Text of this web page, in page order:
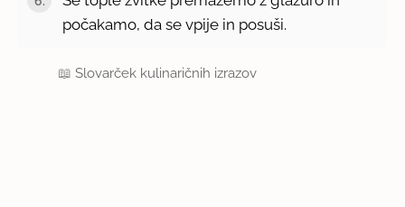
počakamo, da se vpije in posuši.
📖Slovarček kulinaričnih izrazov